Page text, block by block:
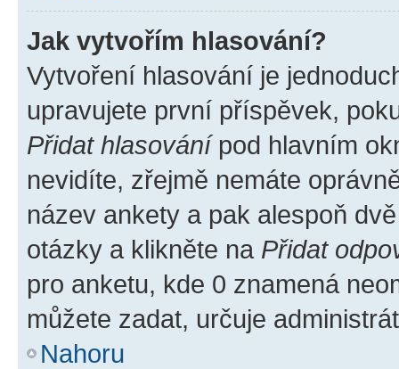
Jak vytvořím hlasování?
Vytvoření hlasování je
upravujete první příspěvek,
Přidat hlasovánípod hlavním
nevidíte, zřejmě nemáte
název ankety a pak alespoň
otázky a klikněte na Přidat
pro anketu, kde 0 znamená
můžete zadat, určuje
Nahoru